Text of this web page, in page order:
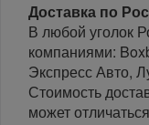
Доставка по
В любой уголок
компаниями:
Экспресс Авто,
Стоимость
может